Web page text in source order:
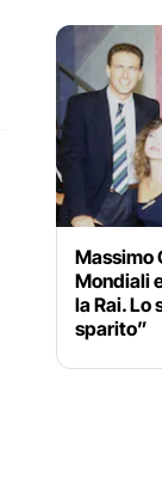
Massimo
Mondiali
la Rai. Lo
sparito”